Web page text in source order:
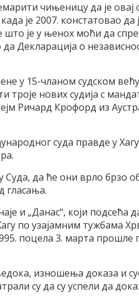
чињеницу да је овај
је 2007. констатовао да
што је у њенох моћи да
да Декларација о
у 15-чланом судском
троје нових судија с
Ричард Крофорд из
суда правде у
Суда, да ће они врло брзо
гласања.
и „Данас“, који подсећа
по узајамним тужбама
поцела 3. марта прошле
изношења доказа и
су да су успели да